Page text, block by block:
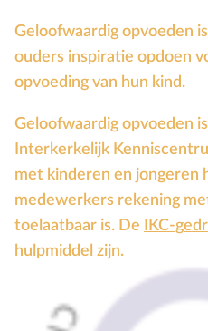
K
Kerkactiviteiten
Kerkgeschiedenis
Kerst
Kerstverhalen
Kindermishandeling/-
Kleuter
L
Lichamelijke
Meerbegaafd/
Moeder-kindrelatie
Muziek
Geloofwaardig opvoeden
ouders inspiratie opdoen
opvoeding van hun kind.
Geloofwaardig opvoeden
Interkerkelijk
met kinderen en jongeren
medewerkers rekening
toelaatbaar is. De
IKC-
hulpmiddel zijn.